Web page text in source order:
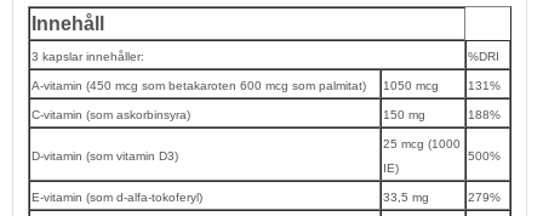
Innehåll
3 kapslar innehåller: %DRI
A-vitamin (450 mcg som betakaroten 600 mcg som palmitat) 1050 mcg 131%
C-vitamin (som askorbinsyra) 150 mg 188%
D-vitamin (som vitamin D3)
25 mcg (1000
IE)
500%
E-vitamin (som d-alfa-tokoferyl) 33,5 mg 279%